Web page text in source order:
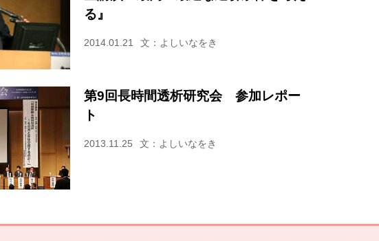
る』
2014.01.21 文：よしいなをき
第9回長時間透析研究会 参加レポー
ト
2013.11.25 文：よしいなをき